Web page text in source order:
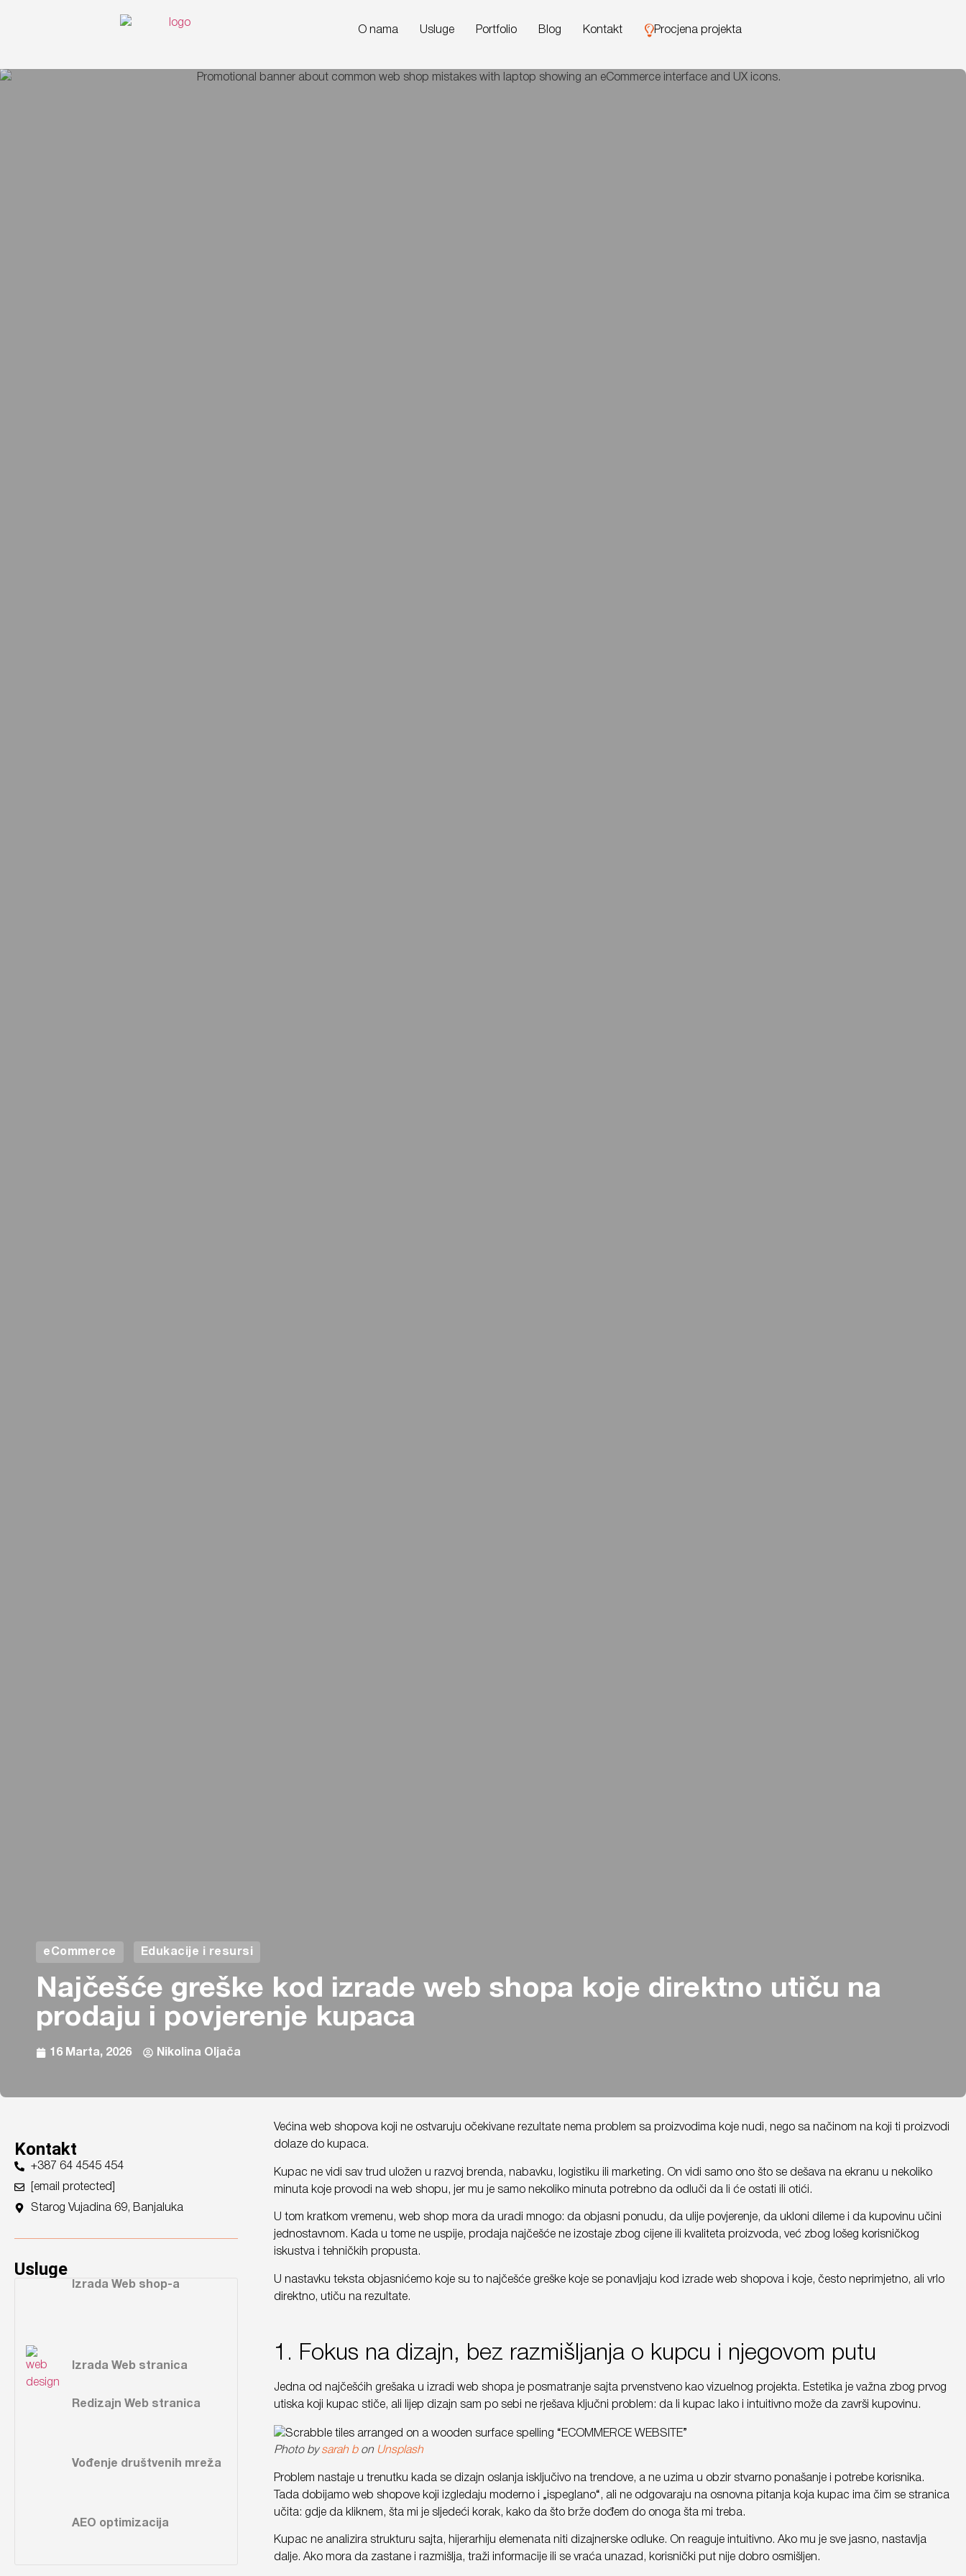
O nama Usluge Portfolio Blog Kontakt Procjena projekta
Najčešće greške kod izrade web shopa koje direktno utiču na
prodaju i povjerenje kupaca
16 Marta, 2026 Nikolina Oljača
eCommerce Edukacije i resursi
Kontakt
+387 64 4545 454
[email protected]
Starog Vujadina 69, Banjaluka
Usluge
Izrada Web shop-a
Izrada Web stranica
Redizajn Web stranica
Vođenje društvenih mreža
AEO optimizacija
Većina web shopova koji ne ostvaruju očekivane rezultate nema problem sa proizvodima koje nudi, nego sa načinom na koji ti proizvodi
dolaze do kupaca.
Kupac ne vidi sav trud uložen u razvoj brenda, nabavku, logistiku ili marketing. On vidi samo ono što se dešava na ekranu u nekoliko
minuta koje provodi na web shopu, jer mu je samo nekoliko minuta potrebno da odluči da li će ostati ili otići.
U tom kratkom vremenu, web shop mora da uradi mnogo: da objasni ponudu, da ulije povjerenje, da ukloni dileme i da kupovinu učini
jednostavnom. Kada u tome ne uspije, prodaja najčešće ne izostaje zbog cijene ili kvaliteta proizvoda, već zbog lošeg korisničkog
iskustva i tehničkih propusta.
U nastavku teksta objasnićemo koje su to najčešće greške koje se ponavljaju kod izrade web shopova i koje, često neprimjetno, ali vrlo
direktno, utiču na rezultate.
1. Fokus na dizajn, bez razmišljanja o kupcu i njegovom putu
Jedna od najčešćih grešaka u izradi web shopa je posmatranje sajta prvenstveno kao vizuelnog projekta. Estetika je važna zbog prvog
utiska koji kupac stiče, ali lijep dizajn sam po sebi ne rješava ključni problem: da li kupac lako i intuitivno može da završi kupovinu.
Photo by sarah bon Unsplash
Problem nastaje u trenutku kada se dizajn oslanja isključivo na trendove, a ne uzima u obzir stvarno ponašanje i potrebe korisnika.
Tada dobijamo web shopove koji izgledaju moderno i „ispeglano“, ali ne odgovaraju na osnovna pitanja koja kupac ima čim se stranica
učita: gdje da kliknem, šta mi je sljedeći korak, kako da što brže dođem do onoga šta mi treba.
Kupac ne analizira strukturu sajta, hijerarhiju elemenata niti dizajnerske odluke. On reaguje intuitivno. Ako mu je sve jasno, nastavlja
dalje. Ako mora da zastane i razmišlja, traži informacije ili se vraća unazad, korisnički put nije dobro osmišljen.